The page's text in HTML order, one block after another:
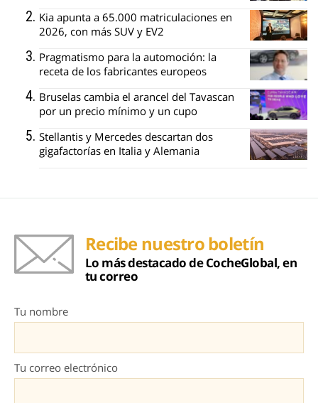
Kia apunta a 65.000 matriculaciones en
2026, con más SUV y EV2
Pragmatismo para la automoción: la
receta de los fabricantes europeos
Bruselas cambia el arancel del Tavascan
por un precio mínimo y un cupo
Stellantis y Mercedes descartan dos
gigafactorías en Italia y Alemania
Recibe nuestro boletín
Lo más destacado de CocheGlobal, en
tu correo
Tu nombre
Tu correo electrónico